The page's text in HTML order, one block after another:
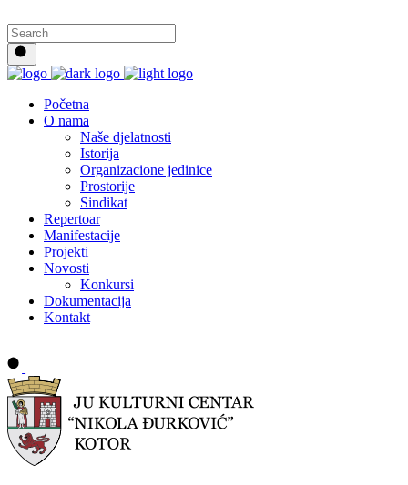
Početna
O nama
Naše djelatnosti
Istorija
Organizacione jedinice
Prostorije
Sindikat
Repertoar
Manifestacije
Projekti
Novosti
Konkursi
Dokumentacija
Kontakt